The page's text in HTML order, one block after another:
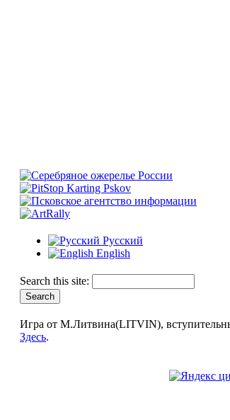
Русский
English
Search this site:
Игра от М.Литвина(LITVIN),
Здесь.